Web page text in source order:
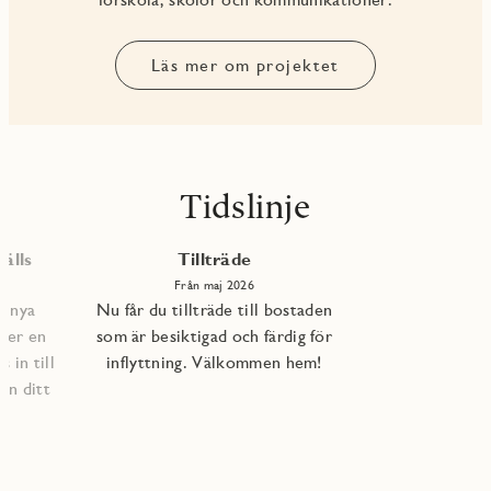
Läs mer om projektet
Tidslinje
nya
en
in till
ditt
Tillträde
Från maj 2026
Nu får du tillträde till bostaden
som är besiktigad och färdig för
inflyttning. Välkommen hem!